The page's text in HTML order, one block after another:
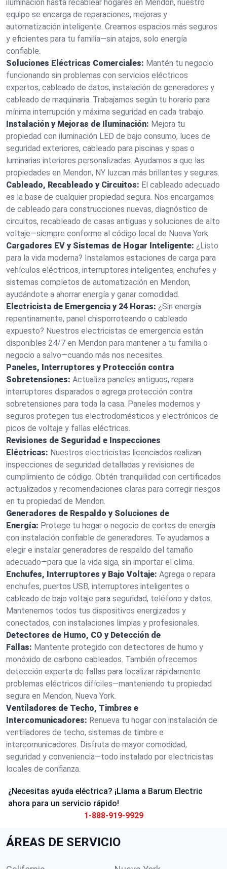
iluminación hasta recablear hogares en Mendon, nuestro
equipo se encarga de reparaciones, mejoras y
automatización inteligente. Creamos espacios más seguros
y eficientes para tu familia—sin atajos, solo energía
confiable.
Soluciones Eléctricas Comerciales: Mantén tu negocio
funcionando sin problemas con servicios eléctricos
expertos, cableado de datos, instalación de generadores y
cableado de maquinaria. Trabajamos según tu horario para
mínima interrupción y máxima seguridad en cada trabajo.
Instalación y Mejoras de Iluminación: Mejora tu
propiedad con iluminación LED de bajo consumo, luces de
seguridad exteriores, cableado para piscinas y spas o
luminarias interiores personalizadas. Ayudamos a que las
propiedades en Mendon, NY luzcan más brillantes y seguras.
Cableado, Recableado y Circuitos: El cableado adecuado
es la base de cualquier propiedad segura. Nos encargamos
de cableado para construcciones nuevas, diagnóstico de
circuitos, recableado de casas antiguas y soluciones de alto
voltaje—siempre conforme al código local de Nueva York.
Cargadores EV y Sistemas de Hogar Inteligente: ¿Listo
para la vida moderna? Instalamos estaciones de carga para
vehículos eléctricos, interruptores inteligentes, enchufes y
sistemas completos de automatización en Mendon,
ayudándote a ahorrar energía y ganar comodidad.
Electricista de Emergencia y 24 Horas: ¿Sin energía
repentinamente, panel chisporroteando o cableado
expuesto? Nuestros electricistas de emergencia están
disponibles 24/7 en Mendon para mantener a tu familia o
negocio a salvo—cuando más nos necesites.
Paneles, Interruptores y Protección contra
Sobretensiones: Actualiza paneles antiguos, repara
interruptores disparados o agrega protección contra
sobretensiones para toda la casa. Paneles modernos y
seguros protegen tus electrodomésticos y electrónicos de
picos de voltaje y fallas eléctricas.
Revisiones de Seguridad e Inspecciones
Eléctricas: Nuestros electricistas licenciados realizan
inspecciones de seguridad detalladas y revisiones de
cumplimiento de código. Obtén tranquilidad con certificados
actualizados y recomendaciones claras para corregir riesgos
en tu propiedad de Mendon.
Generadores de Respaldo y Soluciones de
Energía: Protege tu hogar o negocio de cortes de energía
con instalación confiable de generadores. Te ayudamos a
elegir e instalar generadores de respaldo del tamaño
adecuado—para que la vida siga, sin importar el clima.
Enchufes, Interruptores y Bajo Voltaje: Agrega o repara
enchufes, puertos USB, interruptores inteligentes o
cableado de bajo voltaje para seguridad, teléfono y datos.
Mantenemos todos tus dispositivos energizados y
conectados, con instalaciones limpias y profesionales.
Detectores de Humo, CO y Detección de
Fallas: Mantente protegido con detectores de humo y
monóxido de carbono cableados. También ofrecemos
detección experta de fallas para localizar rápidamente
problemas eléctricos difíciles—manteniendo tu propiedad
segura en Mendon, Nueva York.
Ventiladores de Techo, Timbres e
Intercomunicadores: Renueva tu hogar con instalación de
ventiladores de techo, sistemas de timbre e
intercomunicadores. Disfruta de mayor comodidad,
seguridad y conveniencia—todo instalado por electricistas
locales de confianza.
¿Necesitas ayuda eléctrica? ¡Llama a Barum Electric
ahora para un servicio rápido!
1-888-919-9929
ÁREAS DE SERVICIO